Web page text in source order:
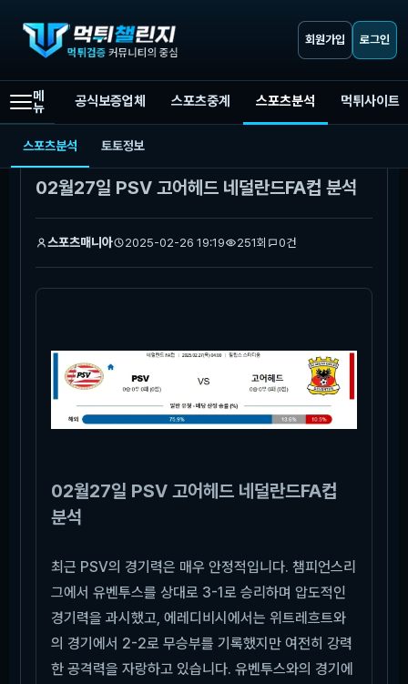
회원가입 로그인
메
뉴
공식보증업체 스포츠중계 스포츠분석 먹튀사이트
스포츠분석 토토정보
먹튀챌린지 스포츠분석 02월27일 PSV 고어헤드 네덜란드FA컵 분석
02월27일 PSV 고어헤드 네덜란드FA컵 분석
스포츠매니아 2025-02-26 19:19 251회 0건
본문
02월27일 PSV 고어헤드 네덜란드FA컵
분석
최근 PSV의 경기력은 매우 안정적입니다. 챔피언스리
그에서 유벤투스를 상대로 3-1로 승리하며 압도적인
경기력을 과시했고, 에레디비시에서는 위트레흐트와
의 경기에서 2-2로 무승부를 기록했지만 여전히 강력
한 공격력을 자랑하고 있습니다. 유벤투스와의 경기에